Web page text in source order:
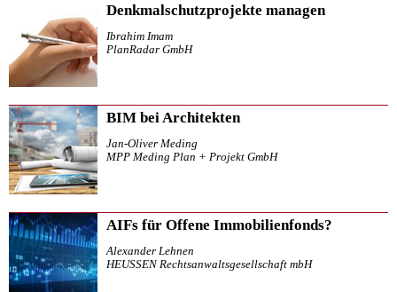
Denkmalschutzprojekte managen
Ibrahim Imam
PlanRadar GmbH
BIM bei Architekten
Jan-Oliver Meding
MPP Meding Plan + Projekt GmbH
AIFs für Offene Immobilienfonds?
Alexander Lehnen
HEUSSEN Rechtsanwaltsgesellschaft mbH